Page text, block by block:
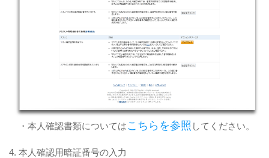
​・本人確認書類についてはこちらを参照 してください。
本人確認用暗証番号の入力